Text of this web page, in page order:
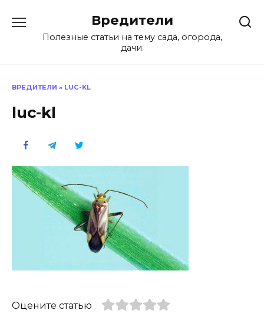
содержанию
Вредители
Полезные статьи на тему сада, огорода,
дачи.
ВРЕДИТЕЛИ » LUC-KL
luc-kl
Оцените статью